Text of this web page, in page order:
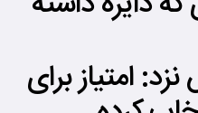
امتیاز برای